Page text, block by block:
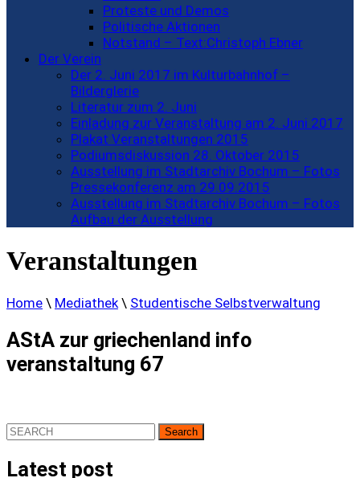
Proteste und Demos
Politische Aktionen
Notstand – Text:Christoph Ebner
Der Verein
Der 2. Juni 2017 im Kulturbahnhof –
Bilderglerie
Literatur zum 2. Juni
Einladung zur Veranstaltung am 2. Juni 2017
Plakat Veranstaltungen 2015
Podiumsdiskussion 28. Oktober 2015
Ausstellung im Stadtarchiv Bochum – Fotos
Pressekonferenz am 29.09.2015
Ausstellung im Stadtarchiv Bochum – Fotos
Aufbau der Ausstellung
Veranstaltungen
Home \ Mediathek \ Studentische Selbstverwaltung
AStA zur griechenland info
veranstaltung 67
Search
for:
Latest post